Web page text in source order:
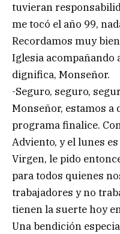
tuvieran
me tocó el año 99,
Recordamos muy
Iglesia acompañando
dignifica, Monseñor.
-Seguro, seguro,
Monseñor, estamos a
programa finalice.
Adviento, y el lunes
Virgen, le pido
para todos quienes
trabajadores y no
tienen la suerte hoy
Una bendición